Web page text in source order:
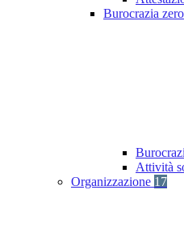
Burocrazia zero
Attività
Organizzazione 17